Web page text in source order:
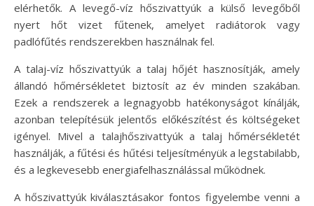
elérhetők. A levegő-víz hőszivattyúk a külső levegőből
nyert hőt vizet fűtenek, amelyet radiátorok vagy
padlófűtés rendszerekben használnak fel.
A talaj-víz hőszivattyúk a talaj hőjét hasznosítják, amely
állandó hőmérsékletet biztosít az év minden szakában.
Ezek a rendszerek a legnagyobb hatékonyságot kínálják,
azonban telepítésük jelentős előkészítést és költségeket
igényel. Mivel a talajhőszivattyúk a talaj hőmérsékletét
használják, a fűtési és hűtési teljesítményük a legstabilabb,
és a legkevesebb energiafelhasználással működnek.
A hőszivattyúk kiválasztásakor fontos figyelembe venni a